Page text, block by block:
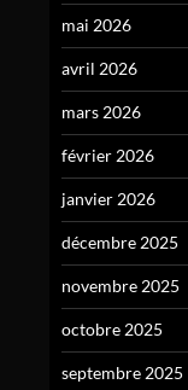
mai 2026
avril 2026
mars 2026
février 2026
janvier 2026
décembre 2025
novembre 2025
octobre 2025
septembre 2025